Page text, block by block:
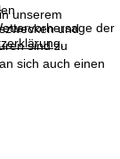
unserem
und
.
der
sind zu
sich auch einen